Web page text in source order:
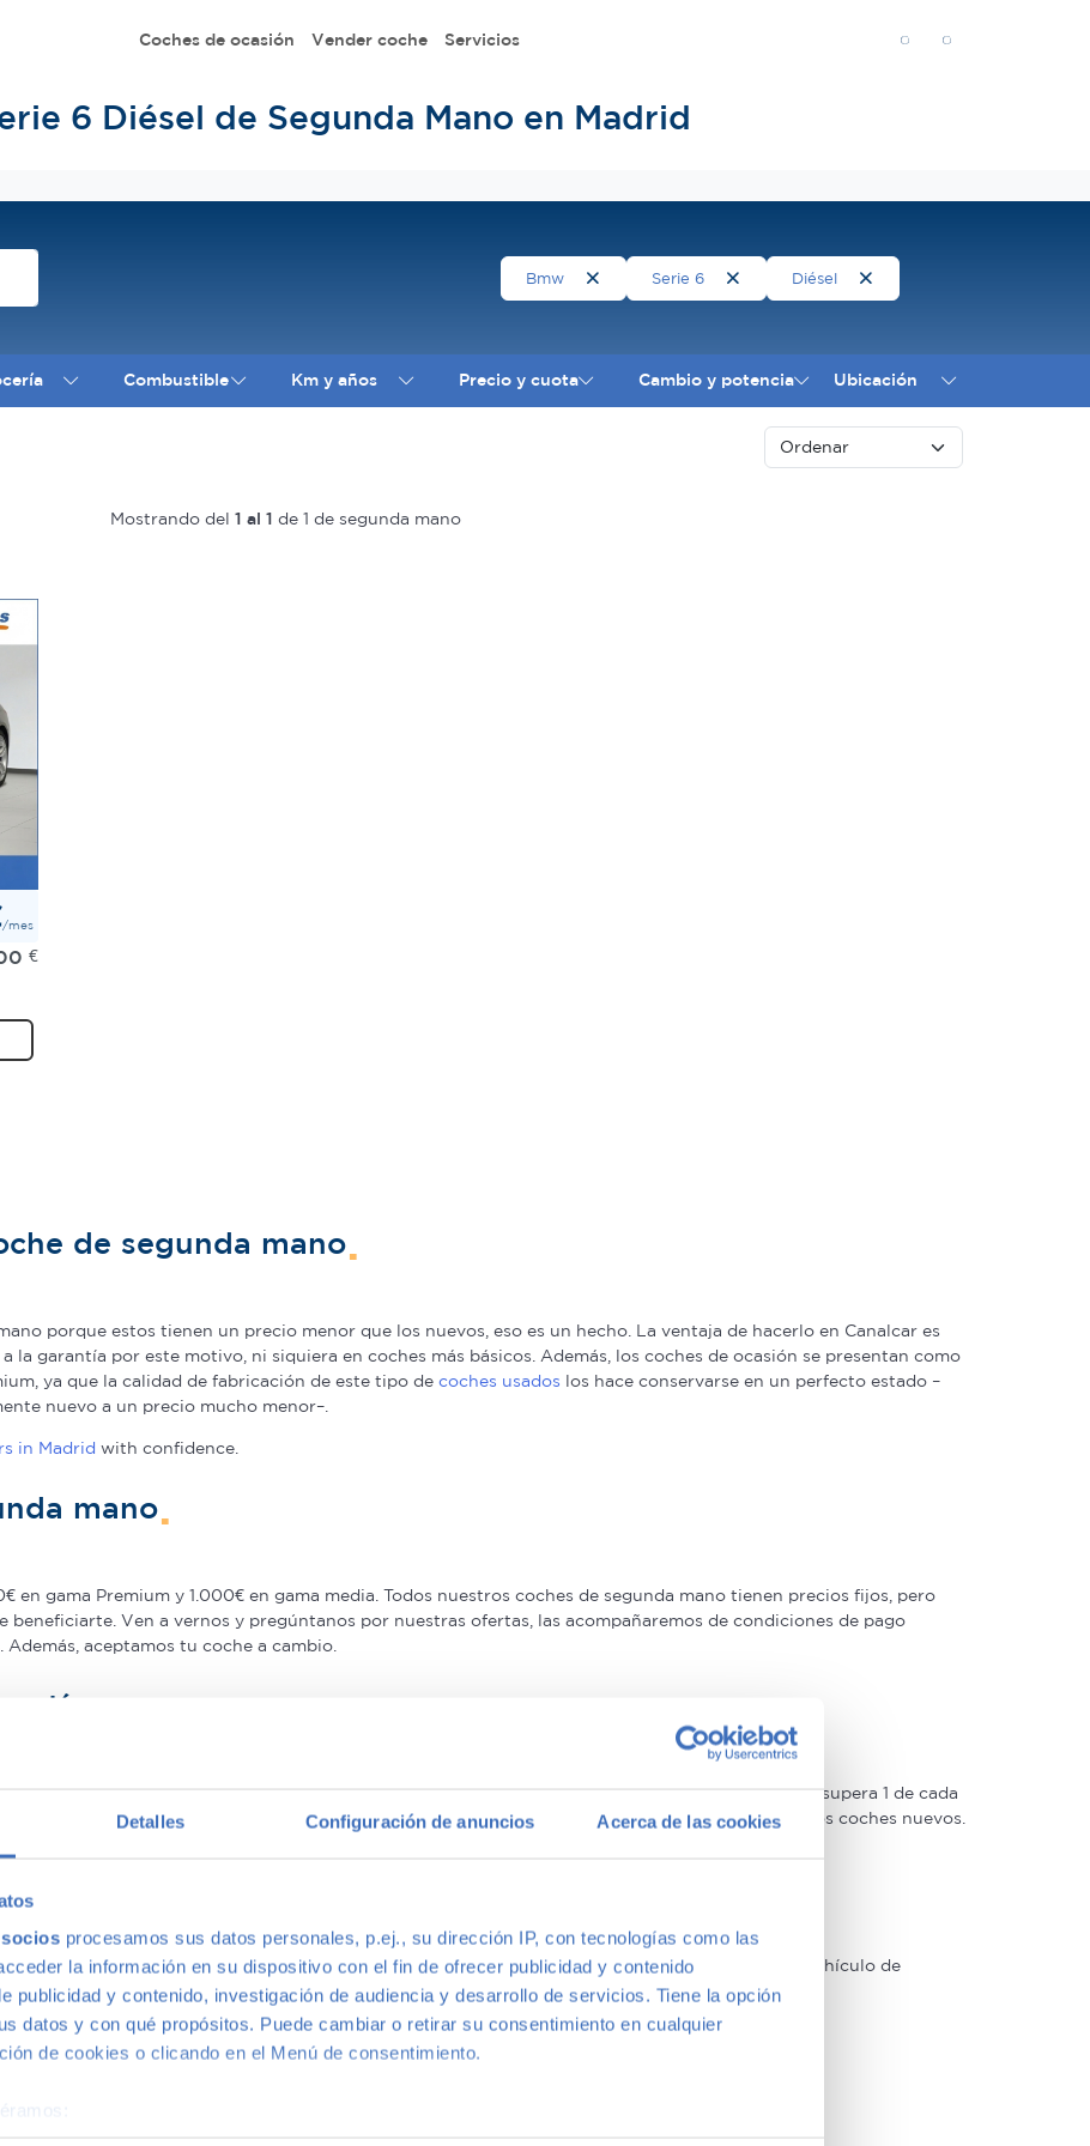
Detalles Configuración de anuncios Acerca de las cookies
procesamos sus datos personales, p.ej., su dirección IP, con tecnologías como las
la información en su dispositivo con el fin de ofrecer publicidad y contenido
publicidad y contenido, investigación de audiencia y desarrollo de servicios. Tiene la opción
datos y con qué propósitos. Puede cambiar o retirar su consentimiento en cualquier
de cookies o clicando en el Menú de consentimiento.
Coches de ocasión Vender coche Servicios
6 Diésel de Segunda Mano en Madrid
Bmw Serie 6 Diésel
Combustible Km y años Precio y cuota Cambio y potencia Ubicación
Mostrando del 1 al 1 de 1 de segunda mano
/mes
€
de segunda mano
porque estos tienen un precio menor que los nuevos, eso es un hecho. La ventaja de hacerlo en Canalcar es
la garantía por este motivo, ni siquiera en coches más básicos. Además, los coches de ocasión se presentan como
ya que la calidad de fabricación de este tipo de coches usados los hace conservarse en un perfecto estado –
nuevo a un precio mucho menor–.
in Madrid with confidence.
mano
en gama Premium y 1.000€ en gama media. Todos nuestros coches de segunda mano tienen precios fijos, pero
Ven a vernos y pregúntanos por nuestras ofertas, las acompañaremos de condiciones de pago
aceptamos tu coche a cambio.
con mayor calidad, ya que nuestros vehículos pasan el más riguroso control de calidad –solo lo supera 1 de cada
coches de segunda mano que le ofrecemos una Garantía 5 Estrellas muy similar a la de los coches nuevos.
más grande de Madrid, disponemos de una gran variedad de marcas y modelos. Encuentra el vehículo de
con la mejor relación calidad-precio. O si lo prefieres, ven a vernos y te aconsejamos.